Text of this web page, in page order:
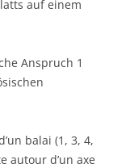
auf einem
Anspruch 1
balai (1, 3, 4,
autour d’un axe